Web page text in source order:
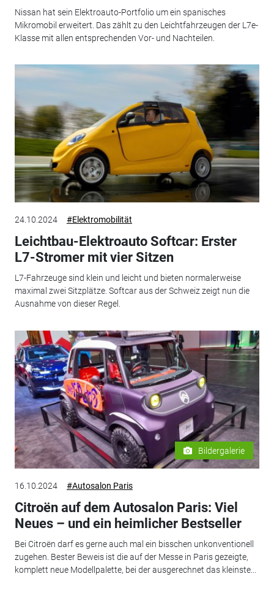
Nissan hat sein Elektroauto-Portfolio um ein spanisches
Mikromobil erweitert. Das zählt zu den Leichtfahrzeugen der L7e-
Klasse mit allen entsprechenden Vor- und Nachteilen.
24.10.2024 #Elektromobilität
Leichtbau-Elektroauto Softcar: Erster
L7-Stromer mit vier Sitzen
L7-Fahrzeuge sind klein und leicht und bieten normalerweise
maximal zwei Sitzplätze. Softcar aus der Schweiz zeigt nun die
Ausnahme von dieser Regel.
Bildergalerie
16.10.2024 #Autosalon Paris
Citroën auf dem Autosalon Paris: Viel
Neues – und ein heimlicher Bestseller
Bei Citroën darf es gerne auch mal ein bisschen unkonventionell
zugehen. Bester Beweis ist die auf der Messe in Paris gezeigte,
komplett neue Modellpalette, bei der ausgerechnet das kleinste...